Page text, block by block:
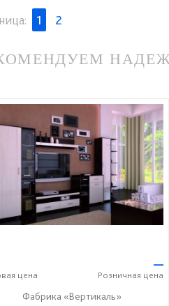
1 2
цена
—
Розничная цена
Фабрика «Вертикаль»